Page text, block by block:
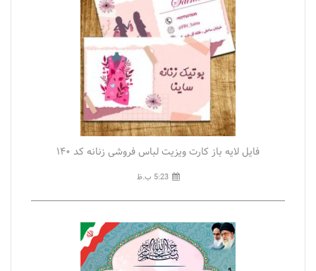
فایل لایه باز کارت ویزیت لباس فروشی زنانه کد ۱۴۰
5:23 ب.ظ